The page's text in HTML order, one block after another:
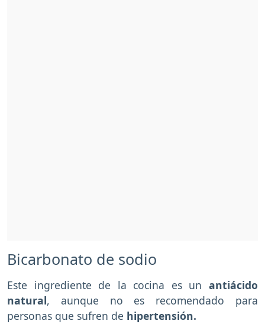
Bicarbonato de sodio
Este ingrediente de la cocina es un antiácido
natural, aunque no es recomendado para
personas que sufren de hipertensión.